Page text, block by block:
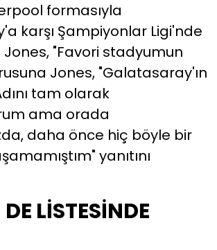
formasıyla
karşı Şampiyonlar Ligi'nde
"Favori stadyumun
Jones, "Galatasaray'ın
tam olarak
ama orada
daha önce hiç böyle bir
yanıtını
LİSTESİNDE